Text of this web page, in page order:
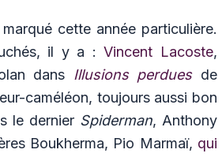
cette année particulière.
il y a :Vincent Lacoste,
dans
Illusions perdues de
caméléon, toujours aussi bon
le dernier Spiderman, Anthony
Boukherma, Pio Marmaï, qui